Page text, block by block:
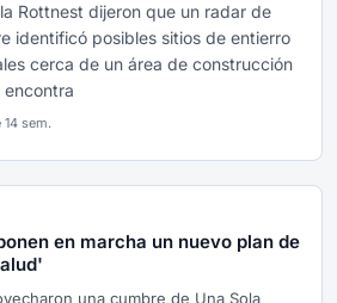
Rottnest dijeron que un radar de
identificó posibles sitios de entierro
cerca de un área de construcción
14 sem.
en marcha un nuevo plan de
una cumbre de Una Sola